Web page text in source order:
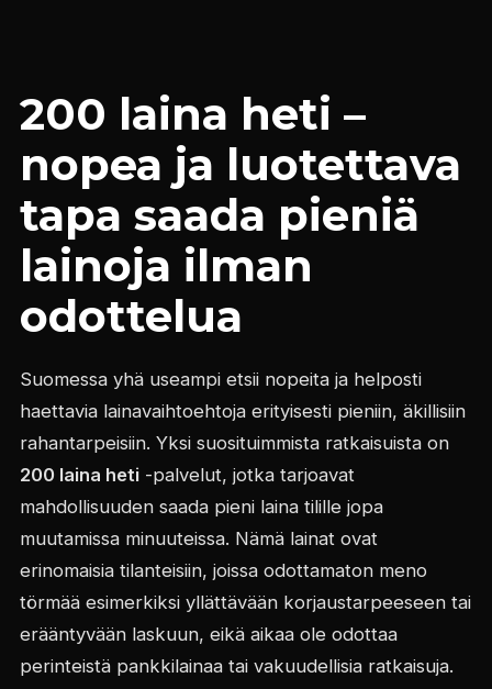
200 laina heti –
nopea ja luotettava
tapa saada pieniä
lainoja ilman
odottelua
Suomessa yhä useampi etsii nopeita ja helposti
haettavia lainavaihtoehtoja erityisesti pieniin, äkillisiin
rahantarpeisiin. Yksi suosituimmista ratkaisuista on
200 laina heti-palvelut, jotka tarjoavat
mahdollisuuden saada pieni laina tilille jopa
muutamissa minuuteissa. Nämä lainat ovat
erinomaisia tilanteisiin, joissa odottamaton meno
törmää esimerkiksi yllättävään korjaustarpeeseen tai
erääntyvään laskuun, eikä aikaa ole odottaa
perinteistä pankkilainaa tai vakuudellisia ratkaisuja.